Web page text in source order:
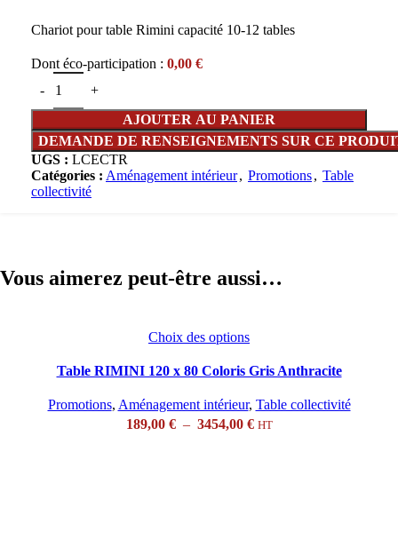
Chariot pour table Rimini capacité 10-12 tables
Dont éco-participation : 0,00 €
AJOUTER AU PANIER
UGS : LCECTR
Catégories : Aménagement intérieur, Promotions, Table
collectivité
Vous aimerez peut-être aussi…
Choix des options
Table RIMINI 120 x 80 Coloris Gris Anthracite
Promotions, Aménagement intérieur, Table collectivité
189,00 € – 3454,00 € HT